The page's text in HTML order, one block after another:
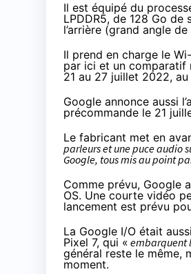
Il est équipé du
LPDDR5, de 128 Go de
l’arrière (grand angle
Il prend en charge le
par ici et un comparatif
21 au 27 juillet 2022,
Google annonce aussi
précommande le 21
Le fabricant met en
parleurs et une puce audio
Google, tous mis au point
Comme prévu, Google
OS. Une courte vidéo
lancement est prévu
La Google I/O était
Pixel 7, qui « embarquent
général reste le même,
moment.